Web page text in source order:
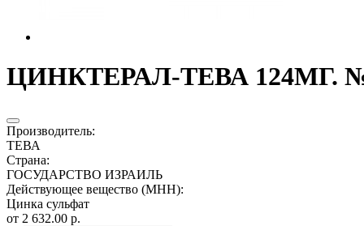
ЦИНКТЕРАЛ-ТЕВА 124МГ.
Производитель:
ТЕВА
Страна:
ГОСУДАРСТВО ИЗРАИЛЬ
Действующее вещество (МНН):
Цинка сульфат
от 2 632.00 р.